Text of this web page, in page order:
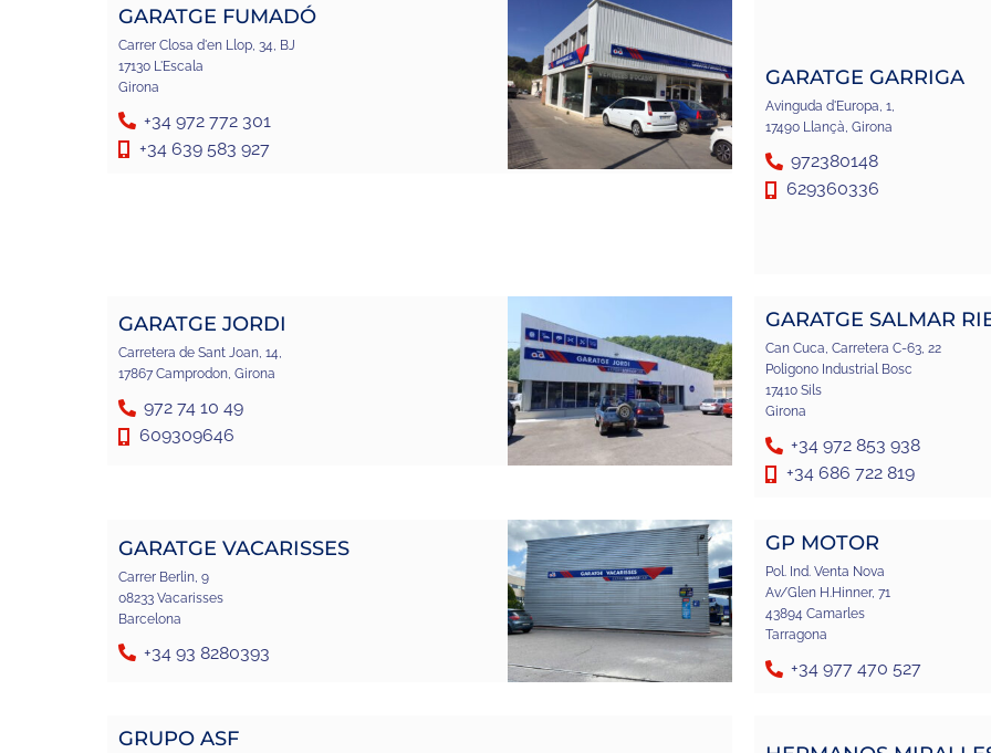
GARATGE FUMADÓ
Carrer Closa d'en Llop, 34, BJ
17130 L'Escala
Girona
+34 972 772 301
+34 639 583 927
GARATGE GARRIGA
Avinguda d'Europa, 1,
17490 Llançà, Girona
972380148
629360336
GARATGE JORDI
Carretera de Sant Joan, 14,
17867 Camprodon, Girona
972 74 10 49
609309646
GARATGE SALMAR
Can Cuca, Carretera C-63, 22
Poligono Industrial Bosc
17410 Sils
Girona
+34 972 853 938
+34 686 722 819
GARATGE VACARISSES
Carrer Berlin, 9
08233 Vacarisses
Barcelona
+34 93 8280393
GP MOTOR
Pol. Ind. Venta Nova
Av/Glen H.Hinner, 71
43894 Camarles
Tarragona
+34 977 470 527
GRUPO ASF